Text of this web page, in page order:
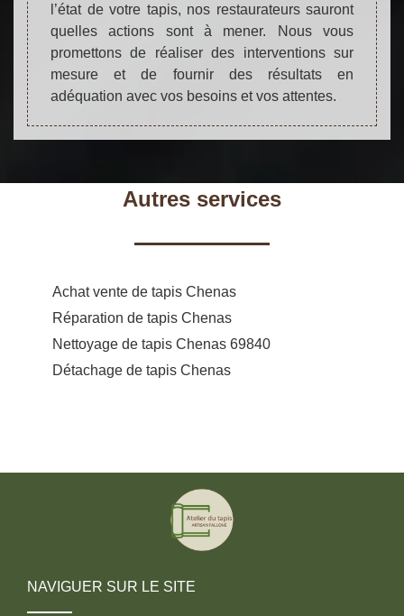
l’état de votre tapis, nos restaurateurs sauront
quelles actions sont à mener. Nous vous
promettons de réaliser des interventions sur
mesure et de fournir des résultats en
adéquation avec vos besoins et vos attentes.
Autres services
Achat vente de tapis Chenas
Réparation de tapis Chenas
Nettoyage de tapis Chenas 69840
Détachage de tapis Chenas
NAVIGUER SUR LE SITE